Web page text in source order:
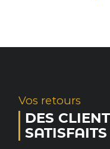
Vos retours
DES
SATISFAITS